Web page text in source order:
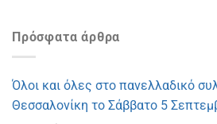
Πρόσφατα άρθρα
Όλοι και όλες στο πανελλαδικό
Θεσσαλονίκη το Σάββατο 5